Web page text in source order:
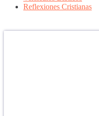
Reflexiones Cristianas